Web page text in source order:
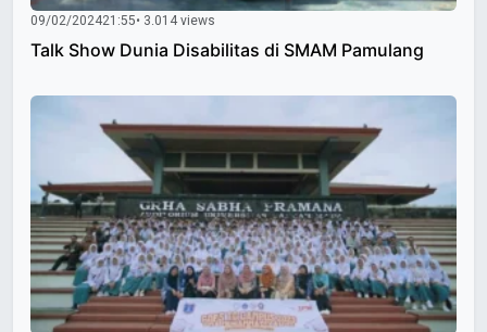
09/02/202421:55• 3.014 views
Talk Show Dunia Disabilitas di SMAM Pamulang